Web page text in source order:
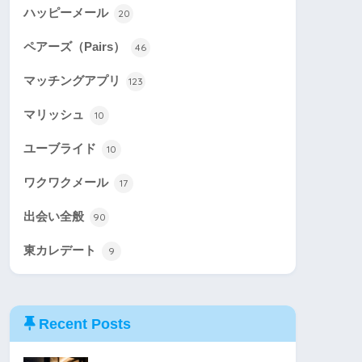
ハッピーメール 20
ペアーズ（Pairs） 46
マッチングアプリ 123
マリッシュ 10
ユーブライド 10
ワクワクメール 17
出会い全般 90
東カレデート 9
Recent Posts